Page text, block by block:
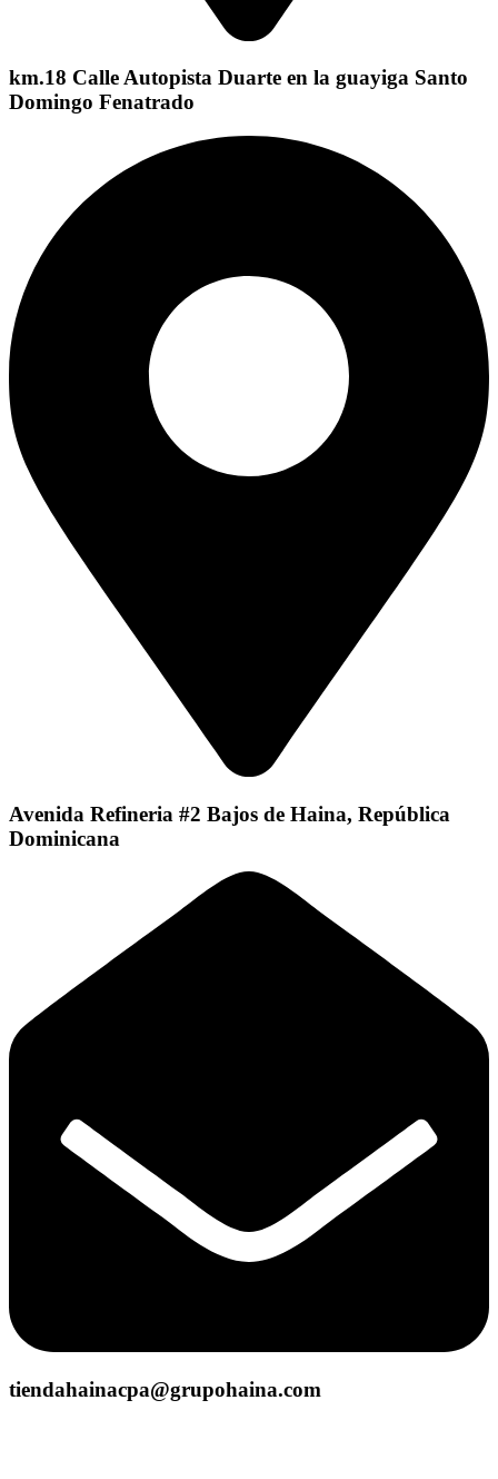
km.18 Calle Autopista Duarte en la guayiga Santo
Domingo Fenatrado
Avenida Refineria #2 Bajos de Haina, República
Dominicana
tiendahainacpa@grupohaina.com